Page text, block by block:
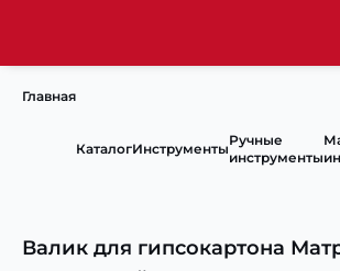
Главная
КаталогИнструменты
Ручные
инструменты
Валик для гипсокартона